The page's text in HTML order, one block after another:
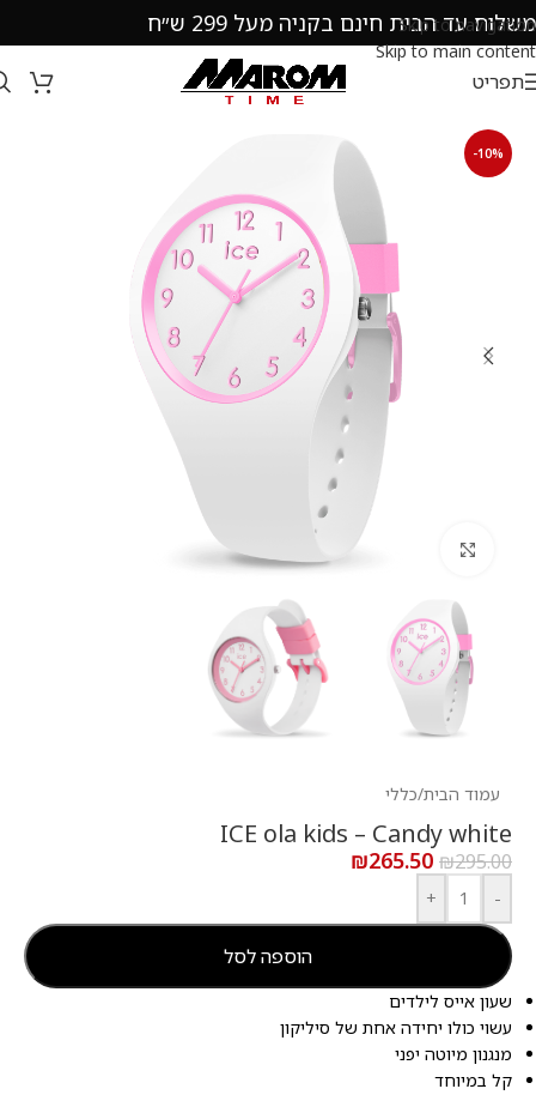
Skip to navigation
Skip to main content
משלוח עד הבית חינם בקניה מעל 299 ש״ח
תפריט
עמוד הבית/כללי
ICE ola kids – Candy white
₪295.00
₪265.50
-
+
הוספה לסל
שעון אייס לילדים
עשוי כולו יחידה אחת של סיליקון
מנגנון מיוטה יפני
קל במיוחד
-10%